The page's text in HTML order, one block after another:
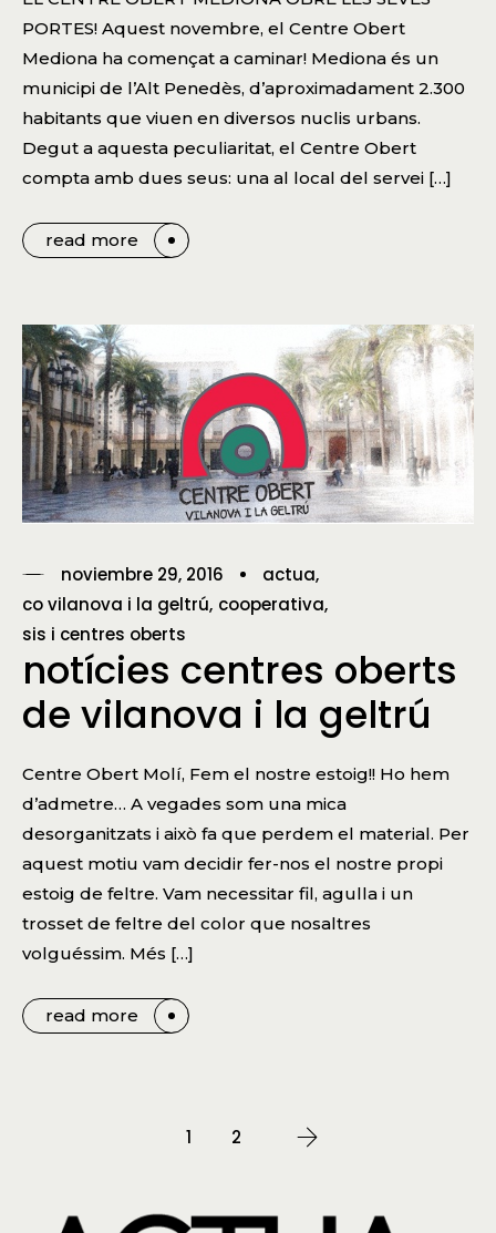
PORTES! Aquest novembre, el Centre Obert
Mediona ha començat a caminar! Mediona és un
municipi de l’Alt Penedès, d’aproximadament 2.300
habitants que viuen en diversos nuclis urbans.
Degut a aquesta peculiaritat, el Centre Obert
compta amb dues seus: una al local del servei […]
read more
noviembre 29, 2016
actua
co vilanova i la geltrú cooperativa
sis i centres oberts
notícies centres oberts
de vilanova i la geltrú
Centre Obert Molí, Fem el nostre estoig!! Ho hem
d’admetre… A vegades som una mica
desorganitzats i això fa que perdem el material. Per
aquest motiu vam decidir fer-nos el nostre propi
estoig de feltre. Vam necessitar fil, agulla i un
trosset de feltre del color que nosaltres
volguéssim. Més […]
read more
1 2